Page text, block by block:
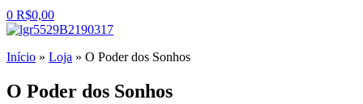
0 R$0,00
Início » Loja » O Poder dos Sonhos
O Poder dos Sonhos